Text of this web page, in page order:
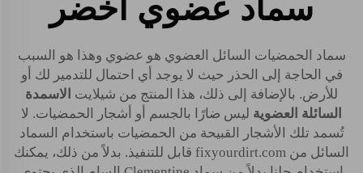
سماد عضوي أخضر
سماد الحمضيات السائل العضوي هو عضوي وهذا هو السبب
في الحاجة إلى الحذر حيث لا يوجد أي احتمال للتدمير لك أو
للأرض. بالإضافة إلى ذلك، هذا المنتج من شيلايت الاسمدة
السائلة العضوية ليس ضارًا بالجسم أو أشجار الحمضيات. لا
تُسمد تلك الأشجار القبيحة من الحمضيات باستخدام السماد
السائل من fixyourdirt.com قابل للتنفيذ. بدلاً من ذلك، يمكنك